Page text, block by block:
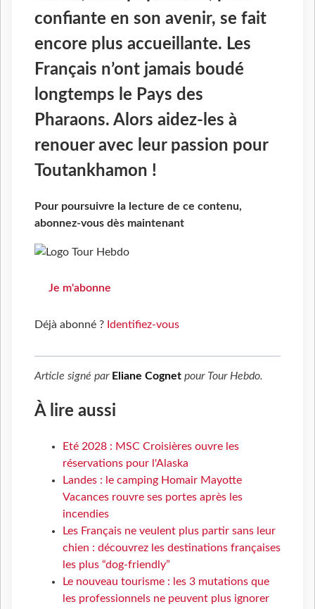
confiante en son avenir, se fait
encore plus accueillante. Les
Français n’ont jamais boudé
longtemps le Pays des
Pharaons. Alors aidez-les à
renouer avec leur passion pour
Toutankhamon !
Pour poursuivre la lecture de ce contenu,
abonnez-vous dès maintenant
Je m'abonne
Déjà abonné ? Identifiez-vous
Article signé par Eliane Cognet pour Tour Hebdo.
À lire aussi
Eté 2028 : MSC Croisières ouvre les
réservations pour l'Alaska
Landes : le camping Homair Mayotte
Vacances rouvre ses portes après les
incendies
Les Français ne veulent plus partir sans leur
chien : découvrez les destinations françaises
les plus “dog-friendly”
Le nouveau tourisme : les 3 mutations que
les professionnels ne peuvent plus ignorer